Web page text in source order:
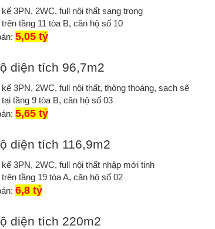
kế 3PN, 2WC, full nội thất sang trọng
tầng 11 tòa B, căn hộ số 10
5,05 tỷ
diện tích 96,7m2
kế 3PN, 2WC, full nội thất, thông thoáng, sạch sẽ
tầng 9 tòa B, căn hộ số 03
5,65 tỷ
diện tích 116,9m2
kế 3PN, 2WC, full nội thất nhập mới tinh
tầng 19 tòa A, căn hộ số 02
6,8 tỷ
diện tích 220m2